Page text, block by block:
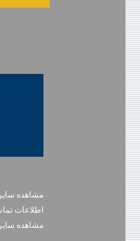
مشاهده
اطلاعات
مشاهده